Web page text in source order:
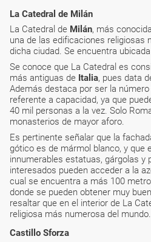
La Catedral de Milán
La Catedral de Milán, más
una de las edificaciones religiosas
dicha ciudad. Se encuentra
Se conoce que La Catedral es
más antiguas de Italia, pues data
Además destaca por ser la
referente a capacidad, ya que
40 mil personas a la vez. Solo
monasterios de mayor aforo.
Es pertinente señalar que la
gótico es de mármol blanco, y que
innumerables estatuas, gárgolas y
interesados pueden acceder a la
cual se encuentra a más 100
donde se pueden obtener muy
resaltar que en el interior de La
religiosa más numerosa del mundo.
Castillo Sforza